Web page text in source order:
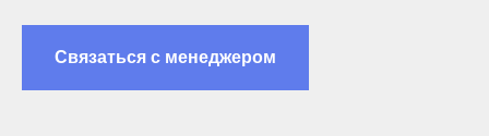
Связаться с менеджером